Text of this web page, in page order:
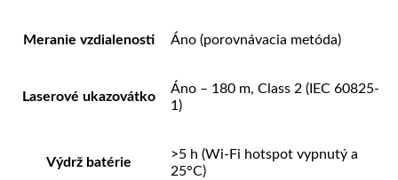
Meranie vzdialenosti Áno (porovnávacia metóda)
Laserové ukazovátko
Áno – 180 m, Class 2 (IEC 60825-
1)
Výdrž batérie
>5 h (Wi-Fi hotspot vypnutý a
25°C)